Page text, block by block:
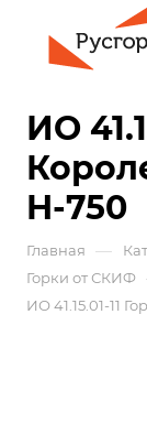
ИО
H-750
Главная —
Горки от СКИФ
ИО 41.15.01-11